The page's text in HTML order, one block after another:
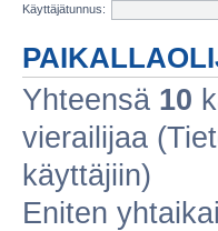
Käyttäjätunnus:
Yhteensä 10
vierailijaa
käyttäjiin)
Eniten